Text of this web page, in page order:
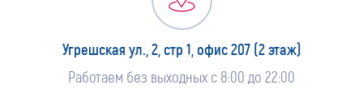
Угрешская ул., 2, стр 1, офис 207 (2 этаж)
Работаем без выходных с 8:00 до 22:00